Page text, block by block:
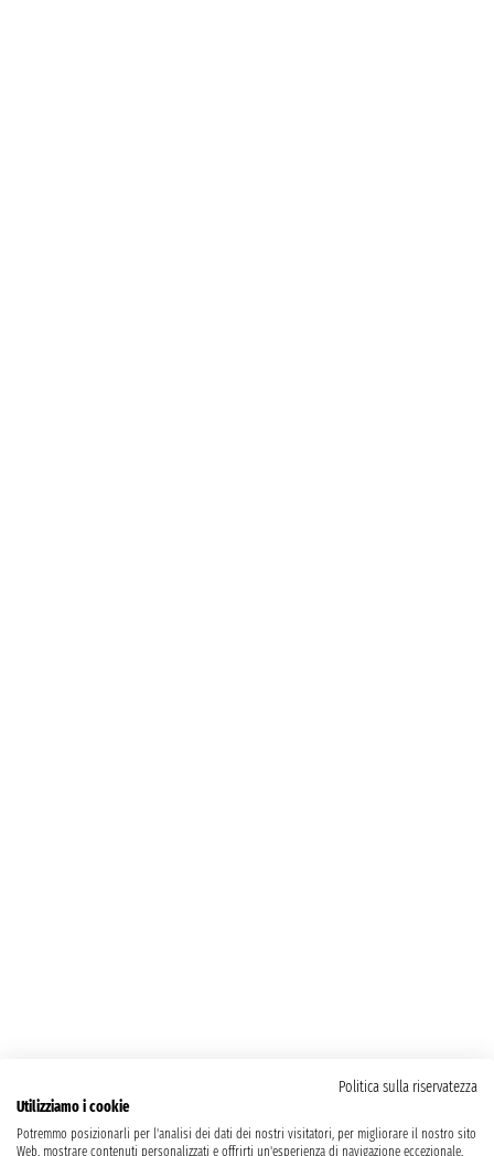
Politica sulla riservatezza
Utilizziamo i cookie
Potremmo posizionarli per l'analisi dei dati dei nostri visitatori, per migliorare il nostro sito
Web, mostrare contenuti personalizzati e offrirti un'esperienza di navigazione eccezionale.